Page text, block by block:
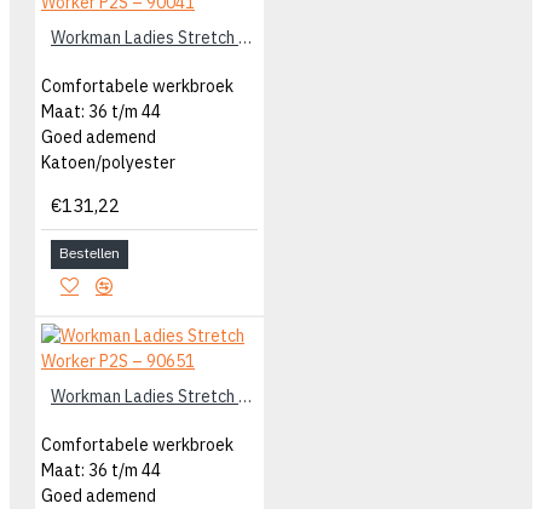
Workman Ladies Stretch Worker P2S – 90041
Comfortabele werkbroek
Maat: 36 t/m 44
Goed ademend
Katoen/polyester
€131,22
Bestellen
Workman Ladies Stretch Worker P2S – 90651
Comfortabele werkbroek
Maat: 36 t/m 44
Goed ademend